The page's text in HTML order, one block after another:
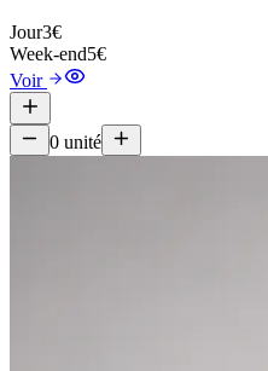
Jour3€
Week-end5€
Voir
0 unité